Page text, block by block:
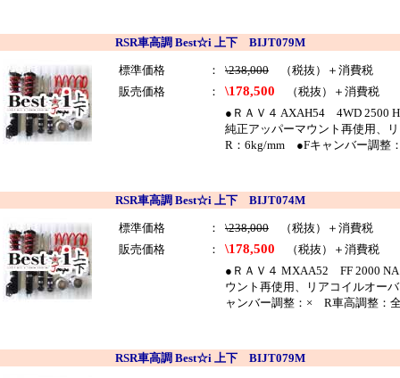
RSR車高調 Best☆i 上下 BIJT079M
標準価格 ： \238,000 （税抜）＋消費税
販売価格
： \178,500 （税抜）＋消費税
●ＲＡＶ４ AXAH54 4WD 2500
純正アッパーマウント再使用
R：6kg/mm ●Fキャンバー調
RSR車高調 Best☆i 上下 BIJT074M
標準価格 ： \238,000 （税抜）＋消費税
販売価格
： \178,500 （税抜）＋消費税
●ＲＡＶ４ MXAA52 FF 2000
ウント再使用、リアコイルオ
ャンバー調整：× R車高調整
RSR車高調 Best☆i 上下 BIJT079M